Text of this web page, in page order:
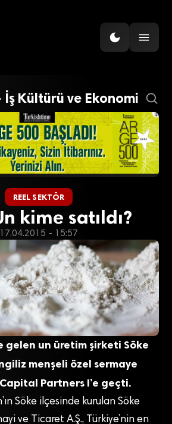
İş Kültürü ve Ekonomi
REEL SEKTÖR
kime satıldı?
17.04.2015 - 15:57
gelen un üretim şirketi Söke
menşeli özel sermaye
Partners I’e geçti.
Söke ilçesinde kurulan Söke
ve Ticaret A.Ş., Türkiye’nin en